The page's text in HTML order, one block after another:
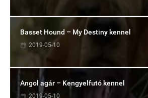
Basset Hound – My Destiny kennel
2019-05-10
Angol agár – Kengyelfutó kennel
2019-05-10